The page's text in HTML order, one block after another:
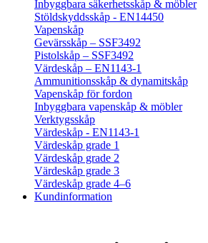
Inbyggbara säkerhetsskåp & möbler
Stöldskyddsskåp - EN14450
Vapenskåp
Gevärsskåp – SSF3492
Pistolskåp – SSF3492
Värdeskåp – EN1143-1
Ammunitionsskåp & dynamitskåp
Vapenskåp för fordon
Inbyggbara vapenskåp & möbler
Verktygsskåp
Värdeskåp - EN1143-1
Värdeskåp grade 1
Värdeskåp grade 2
Värdeskåp grade 3
Värdeskåp grade 4–6
Kundinformation